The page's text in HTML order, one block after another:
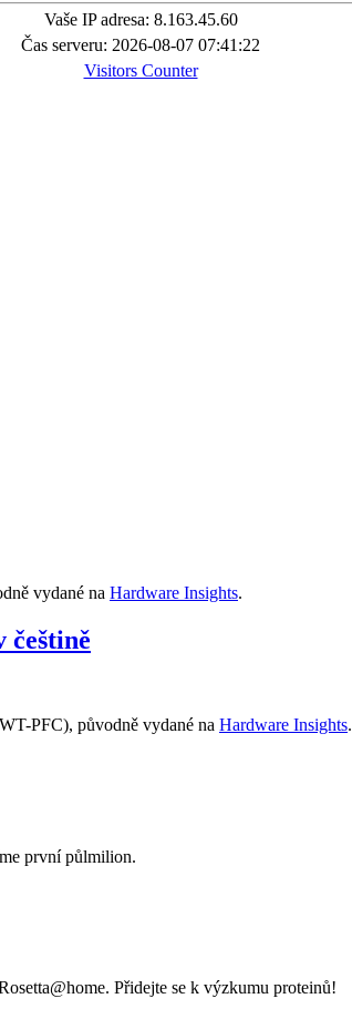
Vaše IP adresa: 8.163.45.60
Čas serveru: 2026-08-07 07:41:22
Visitors Counter
vydané na Hardware Insights.
češtině
PFC), původně vydané na Hardware Insights.
první půlmilion.
Přidejte se k výzkumu proteinů!